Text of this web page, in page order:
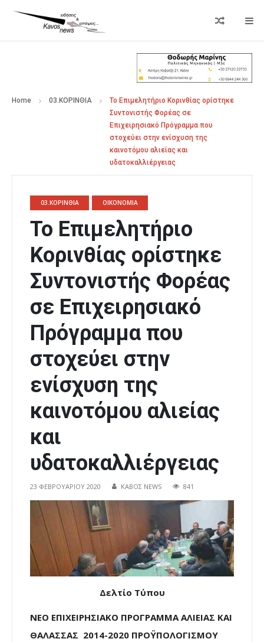
Home 03.ΚΟΡΙΝΘΙΑ
Το Επιμελητήριο Κορινθίας ορίστηκε
Συντονιστής Φορέας σε
Επιχειρησιακό Πρόγραμμα που
στοχεύει στην ενίσχυση της
καινοτόμου αλιείας και
υδατοκαλλιέργειας
03.ΚΟΡΙΝΘΙΑ ΟΙΚΟΝΟΜΙΑ
Το Επιμελητήριο
Κορινθίας ορίστηκε
Συντονιστής Φορέας
σε Επιχειρησιακό
Πρόγραμμα που
στοχεύει στην
ενίσχυση της
καινοτόμου αλιείας
και
υδατοκαλλιέργειας
23 ΦΕΒΡΟΥΑΡΊΟΥ 2020 ΚΑΒΟΣ NEWS 841
Δελτίο Τύπου
NEO ΕΠΙΧΕΙΡΗΣΙΑΚΟ ΠΡΟΓΡΑΜΜΑ ΑΛΙΕΙΑΣ ΚΑΙ
ΘΑΛΑΣΣΑΣ 2014-2020 ΠΡΟΫΠΟΛΟΓΙΣΜΟΥ